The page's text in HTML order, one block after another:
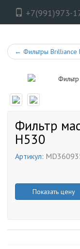
+7(991)973-
← Фильтры Brilliance
Фильтр
H530
Артикул:
Показать цену